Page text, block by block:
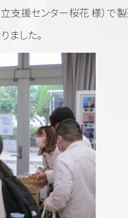
支援センター桜花 様）で
ました。